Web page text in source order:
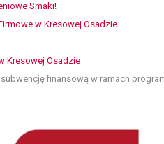
Smaki!
w Kresowej Osadzie –
Kresowej Osadzie
finansową w ramach